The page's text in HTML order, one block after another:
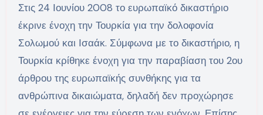
Στις 24 Ιουνίου 2008 το ευρωπαϊκό δικαστήριο
έκρινε ένοχη την Τουρκία για την δολοφονία
Σολωμού και Ισαάκ. Σύμφωνα με το δικαστήριο, η
Τουρκία κρίθηκε ένοχη για την παραβίαση του 2ου
άρθρου της ευρωπαϊκής συνθήκης για τα
ανθρώπινα δικαιώματα, δηλαδή δεν προχώρησε